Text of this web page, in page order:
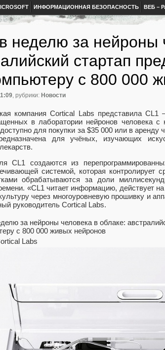
ИНФОРМАЦИОННАЯ БЕЗОПАСНОСТЬ ВЕБ –
неделю за нейроны
стартап
с 800 000
, рубрики: Новости
компания Cortical Labs представила
в лаборатории нейронов человека с
для покупки за $35 000 или в
для учёных, изучающих
CL1 создаются из
системой, которая контролирует
обрабатываются за доли
«CL1 читает информацию, действует
через многоуровневую прошивку и
руководитель Cortical Labs.
Labs